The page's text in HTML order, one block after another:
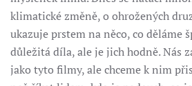
klimatické změně, o ohrožených
ukazuje prstem na něco, co děláme
důležitá díla, ale je jich hodně. Nás
jako tyto filmy, ale chceme k nim